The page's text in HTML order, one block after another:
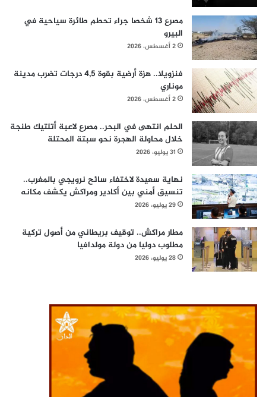
مصرع 13 شخصا جراء تحطم طائرة سياحية في
البيرو
2 أغسطس، 2026
فنزويلا.. هزة أرضية بقوة 4,5 درجات تضرب مدينة
موناري
2 أغسطس، 2026
الحلم انتهى في البحر.. مصرع لاعبة أتلتيك طنجة
خلال محاولة الهجرة نحو سبتة المحتلة
31 يوليو، 2026
نهاية سعيدة لاختفاء سائح نرويجي بالمغرب..
تنسيق أمني بين أكادير ومراكش يكشف مكانه
29 يوليو، 2026
مطار مراكش.. توقيف بريطاني من أصول تركية
مطلوب دوليا من دولة مولدافيا
28 يوليو، 2026